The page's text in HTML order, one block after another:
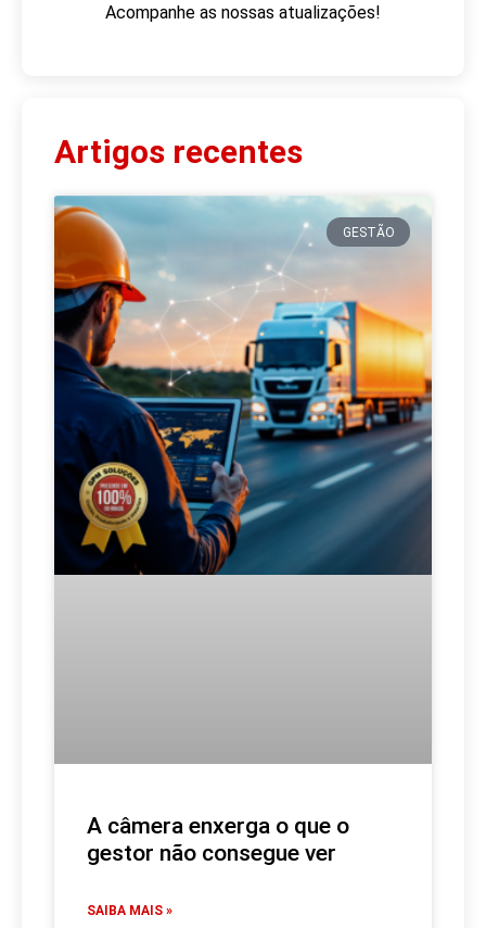
Acompanhe as nossas atualizações!
Artigos recentes
GESTÃO
A câmera enxerga o que o
gestor não consegue ver
SAIBA MAIS »